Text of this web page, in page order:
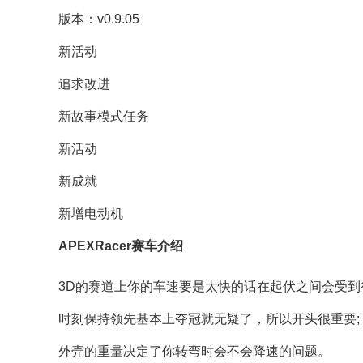
版本：v0.9.05
新活动
追求改进
新故事模式任务
新活动
新成就
新增电动机
APEXRacer赛车介绍
3D的赛道上你的车速要是太快的话在起伏之间会受
时刻保持领先基本上夺冠就无疑了，所以开头很重要;
外壳的重量决定了你转弯时会不会降速的问题。